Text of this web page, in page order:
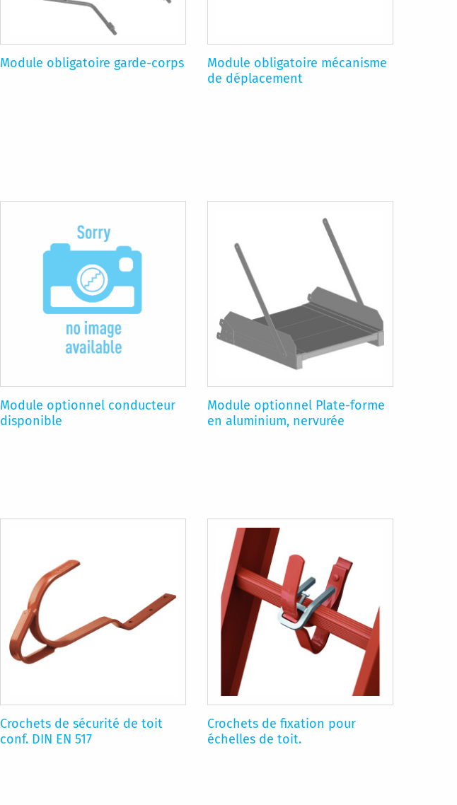
Module obligatoire garde-corps
Module obligatoire mécanisme
de déplacement
Module optionnel conducteur
disponible
Module optionnel Plate-forme
en aluminium, nervurée
Crochets de sécurité de toit
conf. DIN EN 517
Crochets de fixation pour
échelles de toit.